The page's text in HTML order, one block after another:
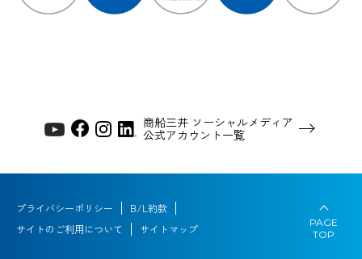
商船三井 ソーシャルメディア
公式アカウント一覧
プライバシーポリシー
B/L約款
サイトのご利用について
サイトマップ
PAGE
TOP